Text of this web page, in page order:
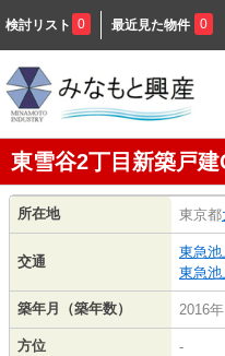
検討リスト 0 最近見た物件 0
東雪谷2丁目新築戸
所在地 東京都
交通
東急池
東急池
築年月（築年数） 2016
方位 -